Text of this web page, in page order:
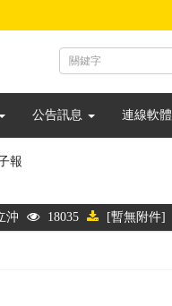
公告訊息 連線軟體
報
沖 18035 [暫無附件]